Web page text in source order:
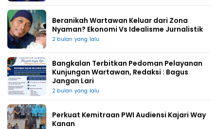
Beranikah Wartawan Keluar dari Zona
Nyaman? Ekonomi Vs Idealisme Jurnalistik
2 bulan yang lalu
Bangkalan Terbitkan Pedoman Pelayanan
Kunjungan Wartawan, Redaksi : Bagus
Jangan Lari
2 bulan yang lalu
Perkuat Kemitraan PWI Audiensi Kajari Way
Kanan